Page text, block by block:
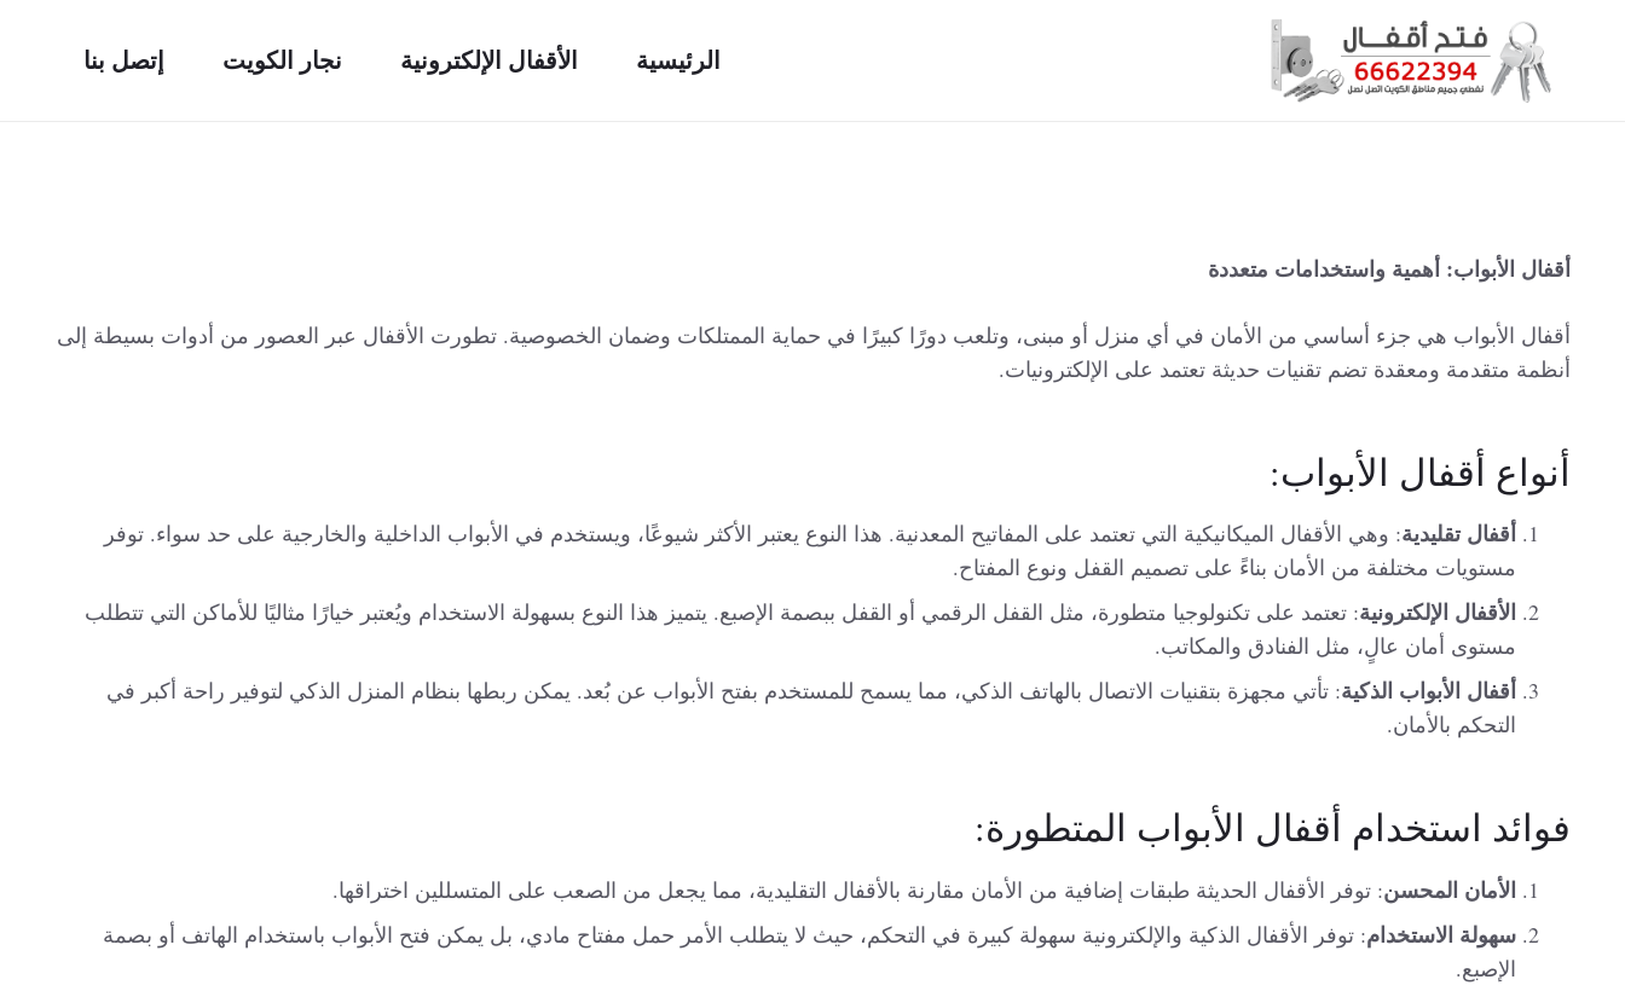
الرئيسية الأقفال الإلكترونية نجار الكويت إتصل بنا
أقفال الأبواب: أهمية واستخدامات متعددة
أقفال الأبواب هي جزء أساسي من الأمان في أي منزل أو مبنى، وتلعب دورًا كبيرًا في حماية الممتلكات وضمان الخصوصية. تطورت الأقفال عبر العصور من أدوات بسيطة إلى
أنظمة متقدمة ومعقدة تضم تقنيات حديثة تعتمد على الإلكترونيات.
أنواع أقفال الأبواب:
أقفال تقليدية: وهي الأقفال الميكانيكية التي تعتمد على المفاتيح المعدنية. هذا النوع يعتبر الأكثر شيوعًا، ويستخدم في الأبواب الداخلية والخارجية على حد سواء. توفر
مستويات مختلفة من الأمان بناءً على تصميم القفل ونوع المفتاح.
الأقفال الإلكترونية: تعتمد على تكنولوجيا متطورة، مثل القفل الرقمي أو القفل ببصمة الإصبع. يتميز هذا النوع بسهولة الاستخدام ويُعتبر خيارًا مثاليًا للأماكن التي تتطلب
مستوى أمان عالٍ، مثل الفنادق والمكاتب.
أقفال الأبواب الذكية: تأتي مجهزة بتقنيات الاتصال بالهاتف الذكي، مما يسمح للمستخدم بفتح الأبواب عن بُعد. يمكن ربطها بنظام المنزل الذكي لتوفير راحة أكبر في
التحكم بالأمان.
فوائد استخدام أقفال الأبواب المتطورة:
الأمان المحسن: توفر الأقفال الحديثة طبقات إضافية من الأمان مقارنة بالأقفال التقليدية، مما يجعل من الصعب على المتسللين اختراقها.
سهولة الاستخدام: توفر الأقفال الذكية والإلكترونية سهولة كبيرة في التحكم، حيث لا يتطلب الأمر حمل مفتاح مادي، بل يمكن فتح الأبواب باستخدام الهاتف أو بصمة
الإصبع.